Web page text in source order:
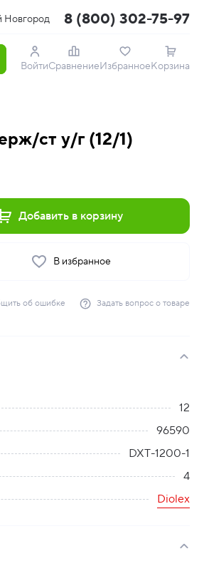
Новгород 8 (800) 302-75-97
ВойтиСравнениеИзбранноеКорзина
ст у/г (12/1)
Добавить в корзину
В избранное
об ошибке Задать вопрос о товаре
12
96590
DXT-1200-1
4
Diolex